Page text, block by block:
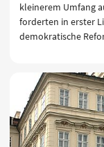
kleinerem Umfang
forderten in erster
demokratische